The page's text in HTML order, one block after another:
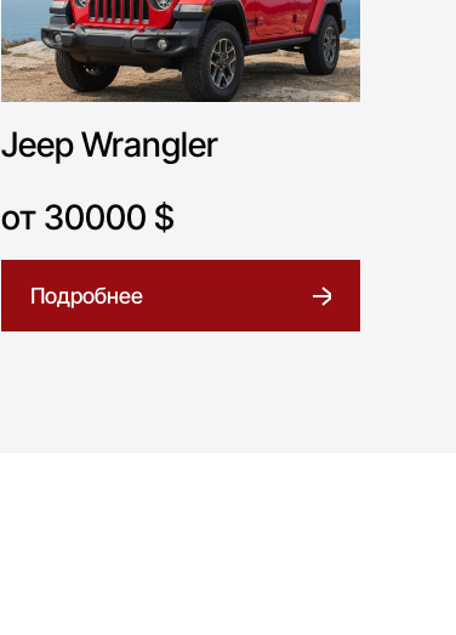
Jeep Wrangler
от 30000 $
Подробнее